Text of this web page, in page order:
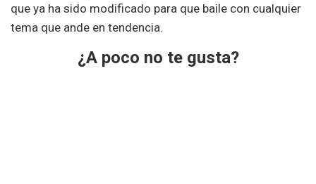
que ya ha sido modificado para que baile con cualquier
tema que ande en tendencia.
¿A poco no te gusta?